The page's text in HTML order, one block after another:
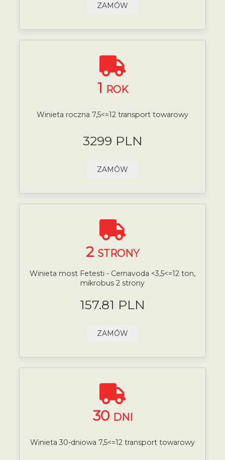
ZAMÓW
1 ROK
Winieta roczna 7,5<=12 transport towarowy
3299 PLN
ZAMÓW
2 STRONY
Winieta most Fetesti - Cernavoda <3,5<=12 ton,
mikrobus 2 strony
157.81 PLN
ZAMÓW
30 DNI
Winieta 30-dniowa 7,5<=12 transport towarowy